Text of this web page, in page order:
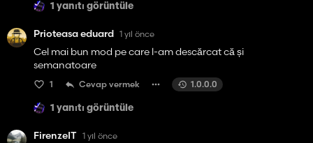
This mod isn't free of bugs or errors ;)
1 yanıtı görüntüle
Prioteasa eduard 1 yıl önce
Cel mai bun mod pe care l-am descărcat că și
semanatoare
1 Cevap vermek 1.0.0.0
1 yanıtı görüntüle
FirenzeIT 1 yıl önce